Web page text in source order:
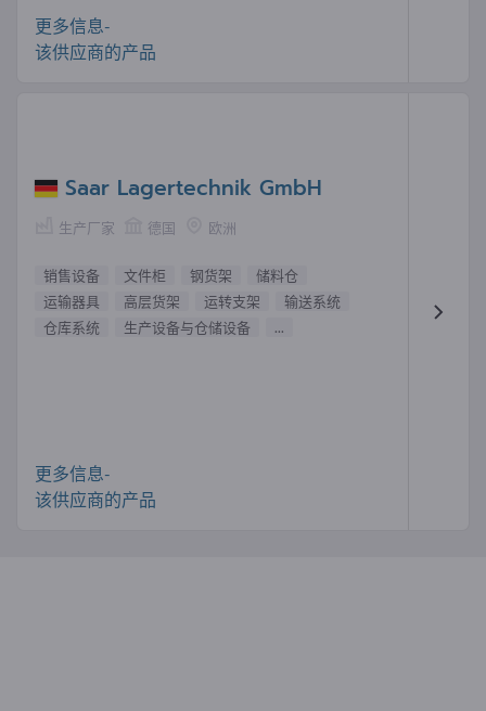
更多信息-
该供应商的产品
Saar Lagertechnik GmbH
生产厂家 德国 欧洲
销售设备 文件柜 钢货架
储料仓
运输器具
高层货架 运转支架
输送系统
仓库系统
生产设备与仓储设备 ...
更多信息-
该供应商的产品